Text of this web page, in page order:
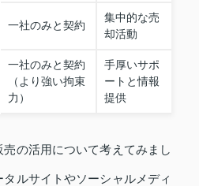
一社のみと契約
集中的な売
却活動
一社のみと契約
（より強い拘束
力）
手厚いサポ
ートと情報
提供
の活用について考えてみまし
ルサイトやソーシャルメディ